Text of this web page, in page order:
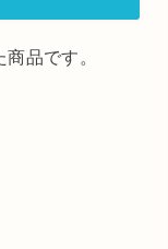
品です。